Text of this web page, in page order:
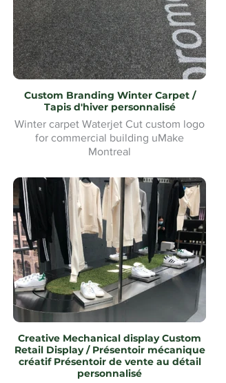
Custom Branding Winter Carpet /
Tapis d'hiver personnalisé
Winter carpet Waterjet Cut custom logo
for commercial building uMake
Montreal
Tapis d'hiver Waterjet Cut logo
personnalisé pour bâtiment commercial
uMake Montréal
Creative Mechanical display Custom
Retail Display / Présentoir mécanique
créatif Présentoir de vente au détail
personnalisé